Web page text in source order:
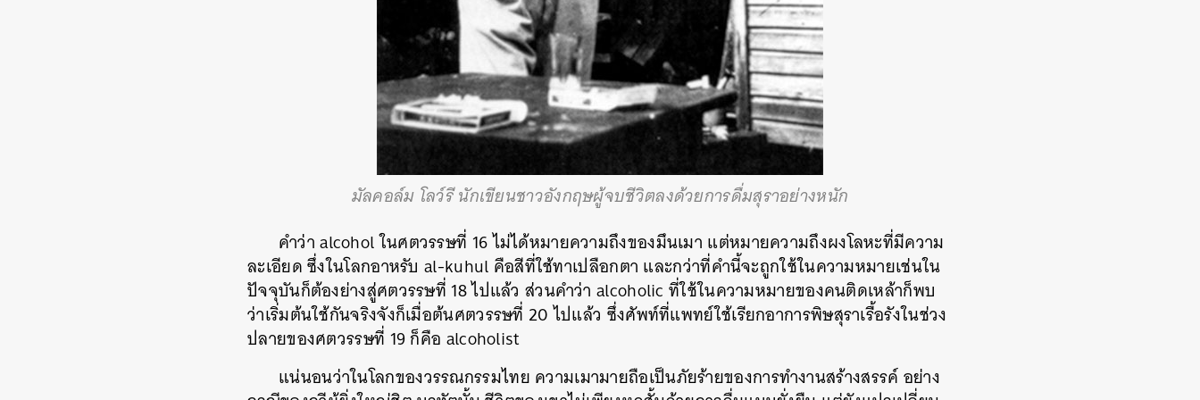
มัลคอล์ม โลว์รี นักเขียนชาวอังกฤษผู้จบชีวิตลงด้วยการดื่มสุราอย่างหนัก
คำว่า alcohol ในศตวรรษที่ 16 ไม่ได้หมายความถึงของมึนเมา แต่หมายความถึงผงโลหะที่มีความ
ละเอียด ซึ่งในโลกอาหรับ al-kuhul คือสีที่ใช้ทาเปลือกตา และกว่าที่คำนี้จะถูกใช้ในความหมายเช่นใน
ปัจจุบันก็ต้องย่างสู่ศตวรรษที่ 18 ไปแล้ว ส่วนคำว่า alcoholic ที่ใช้ในความหมายของคนติดเหล้าก็พบ
ว่าเริ่มต้นใช้กันจริงจังก็เมื่อต้นศตวรรษที่ 20 ไปแล้ว ซึ่งศัพท์ที่แพทย์ใช้เรียกอาการพิษสุราเรื้อรังในช่วง
ปลายของศตวรรษที่ 19 ก็คือ alcoholist
แน่นอนว่าในโลกของวรรณกรรมไทย ความเมามายถือเป็นภัยร้ายของการทำงานสร้างสรรค์ อย่าง
SHARE TWEET LINE EMAIL